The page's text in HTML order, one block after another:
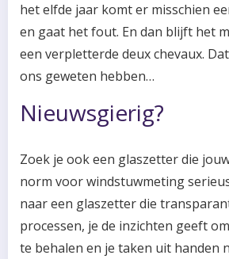
het elfde jaar komt er misschien
en gaat het fout. En dan blijft het
een verpletterde deux chevaux.
ons geweten hebben…
Nieuwsgierig?
Zoek je ook een glaszetter die
norm voor windstuwmeting
naar een glaszetter die
processen, je de inzichten geeft
te behalen en je taken uit handen